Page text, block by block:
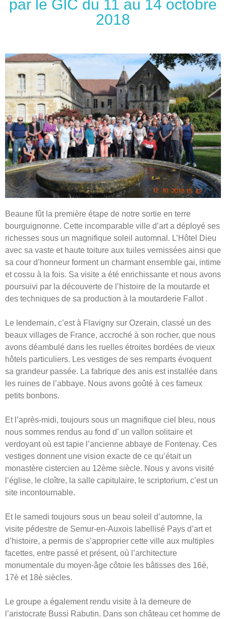
par le GIC du 11 au 14 octobre
2018
Beaune fût la première étape de notre sortie en terre
bourguignonne. Cette incomparable ville d’art a déployé ses
richesses sous un magnifique soleil automnal. L’Hôtel Dieu
avec sa vaste et haute toiture aux tuiles vernissées ainsi que
sa cour d’honneur forment un charmant ensemble gai, intime
et cossu à la fois. Sa visite a été enrichissante et nous avons
poursuivi par la découverte de l’histoire de la moutarde et
des techniques de sa production à la moutarderie Fallot .
Le lendemain, c’est à Flavigny sur Ozerain, classé un des
beaux villages de France, accroché à son rocher, que nous
avons déambulé dans les ruelles étroites bordées de vieux
hôtels particuliers. Les vestiges de ses remparts évoquent
sa grandeur passée. La fabrique des anis est installée dans
les ruines de l’abbaye. Nous avons goûté à ces fameux
petits bonbons.
Et l’après-midi, toujours sous un magnifique ciel bleu, nous
nous sommes rendus au fond d’ un vallon solitaire et
verdoyant où est tapie l’ancienne abbaye de Fontenay. Ces
vestiges donnent une vision exacte de ce qu’était un
monastère cistercien au 12ème siècle. Nous y avons visité
l’église, le cloître, la salle capitulaire, le scriptorium, c’est un
site incontournable.
Et le samedi toujours sous un beau soleil d’automne, la
visite pédestre de Semur-en-Auxois labellisé Pays d’art et
d’histoire, a permis de s’approprier cette ville aux multiples
facettes, entre passé et présent, où l’architecture
monumentale du moyen-âge côtoie les bâtisses des 16è,
17è et 18è siècles.
Le groupe a également rendu visite à la demeure de
l’aristocrate Bussi Rabutin. Dans son château cet homme de